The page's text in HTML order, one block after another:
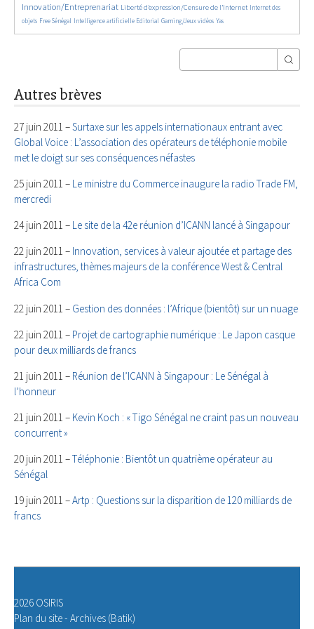
Innovation/Entreprenariat
1469/5567 Liberté d’expression/Censure de l’Internet
46/5567
Internet des
objets
170/5567Free Sénégal
941/5567 Intelligence artificielle
195/5567 Editorial
55/5567 Gaming/Jeux vidéos
30/5567 Yas
Autres brèves
27 juin 2011 –Surtaxe sur les appels internationaux entrant avec
Global Voice : L’association des opérateurs de téléphonie mobile
met le doigt sur ses conséquences néfastes
25 juin 2011 – Le ministre du Commerce inaugure la radio Trade FM,
mercredi
24 juin 2011 – Le site de la 42e réunion d’ICANN lancé à Singapour
22 juin 2011 – Innovation, services à valeur ajoutée et partage des
infrastructures, thèmes majeurs de la conférence West & Central
Africa Com
22 juin 2011 – Gestion des données : l’Afrique (bientôt) sur un nuage
22 juin 2011 – Projet de cartographie numérique : Le Japon casque
pour deux milliards de francs
21 juin 2011 – Réunion de l’ICANN à Singapour : Le Sénégal à
l’honneur
21 juin 2011 – Kevin Koch : « Tigo Sénégal ne craint pas un nouveau
concurrent »
20 juin 2011 –Téléphonie : Bientôt un quatrième opérateur au
Sénégal
19 juin 2011 –Artp : Questions sur la disparition de 120 milliards de
francs
2026 OSIRIS
Plan du site- Archives (Batik)